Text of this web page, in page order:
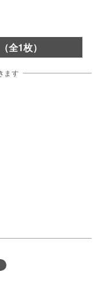
全1枚）
ます